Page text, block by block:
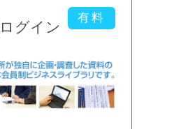
グイン